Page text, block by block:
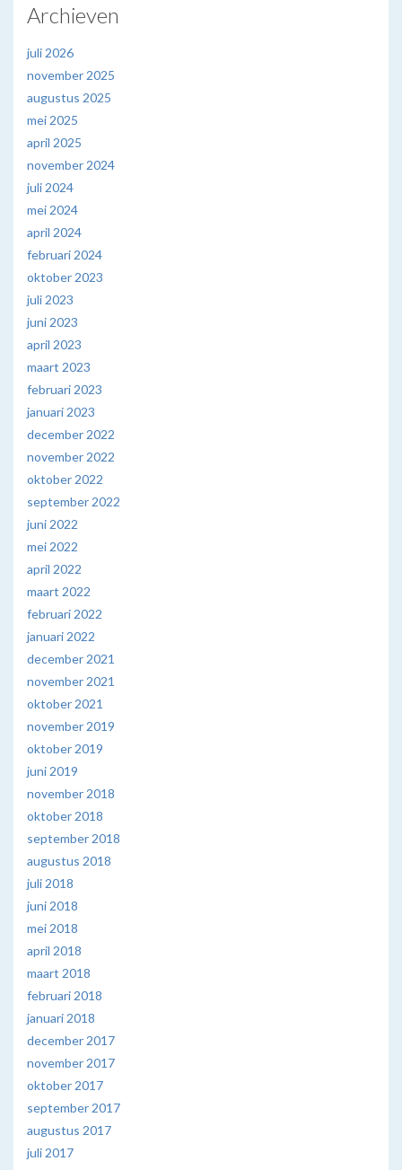
Archieven
juli 2026
november 2025
augustus 2025
mei 2025
april 2025
november 2024
juli 2024
mei 2024
april 2024
februari 2024
oktober 2023
juli 2023
juni 2023
april 2023
maart 2023
februari 2023
januari 2023
december 2022
november 2022
oktober 2022
september 2022
juni 2022
mei 2022
april 2022
maart 2022
februari 2022
januari 2022
december 2021
november 2021
oktober 2021
november 2019
oktober 2019
juni 2019
november 2018
oktober 2018
september 2018
augustus 2018
juli 2018
juni 2018
mei 2018
april 2018
maart 2018
februari 2018
januari 2018
december 2017
november 2017
oktober 2017
september 2017
augustus 2017
juli 2017